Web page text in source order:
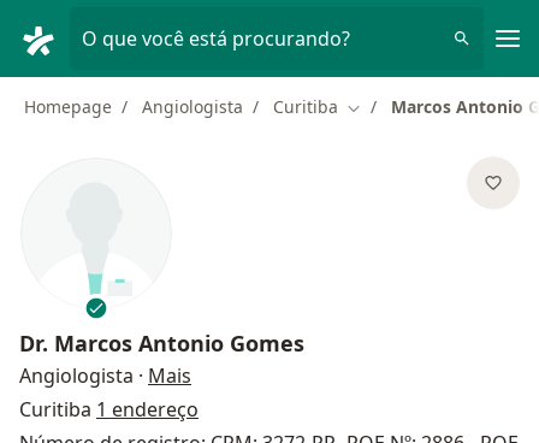
O que você está procurando?
Homepage Angiologista Curitiba Mudar de cidade
Marcos Antonio
Dr. Marcos Antonio Gomes
Angiologista · Mais
Curitiba 1 endereço